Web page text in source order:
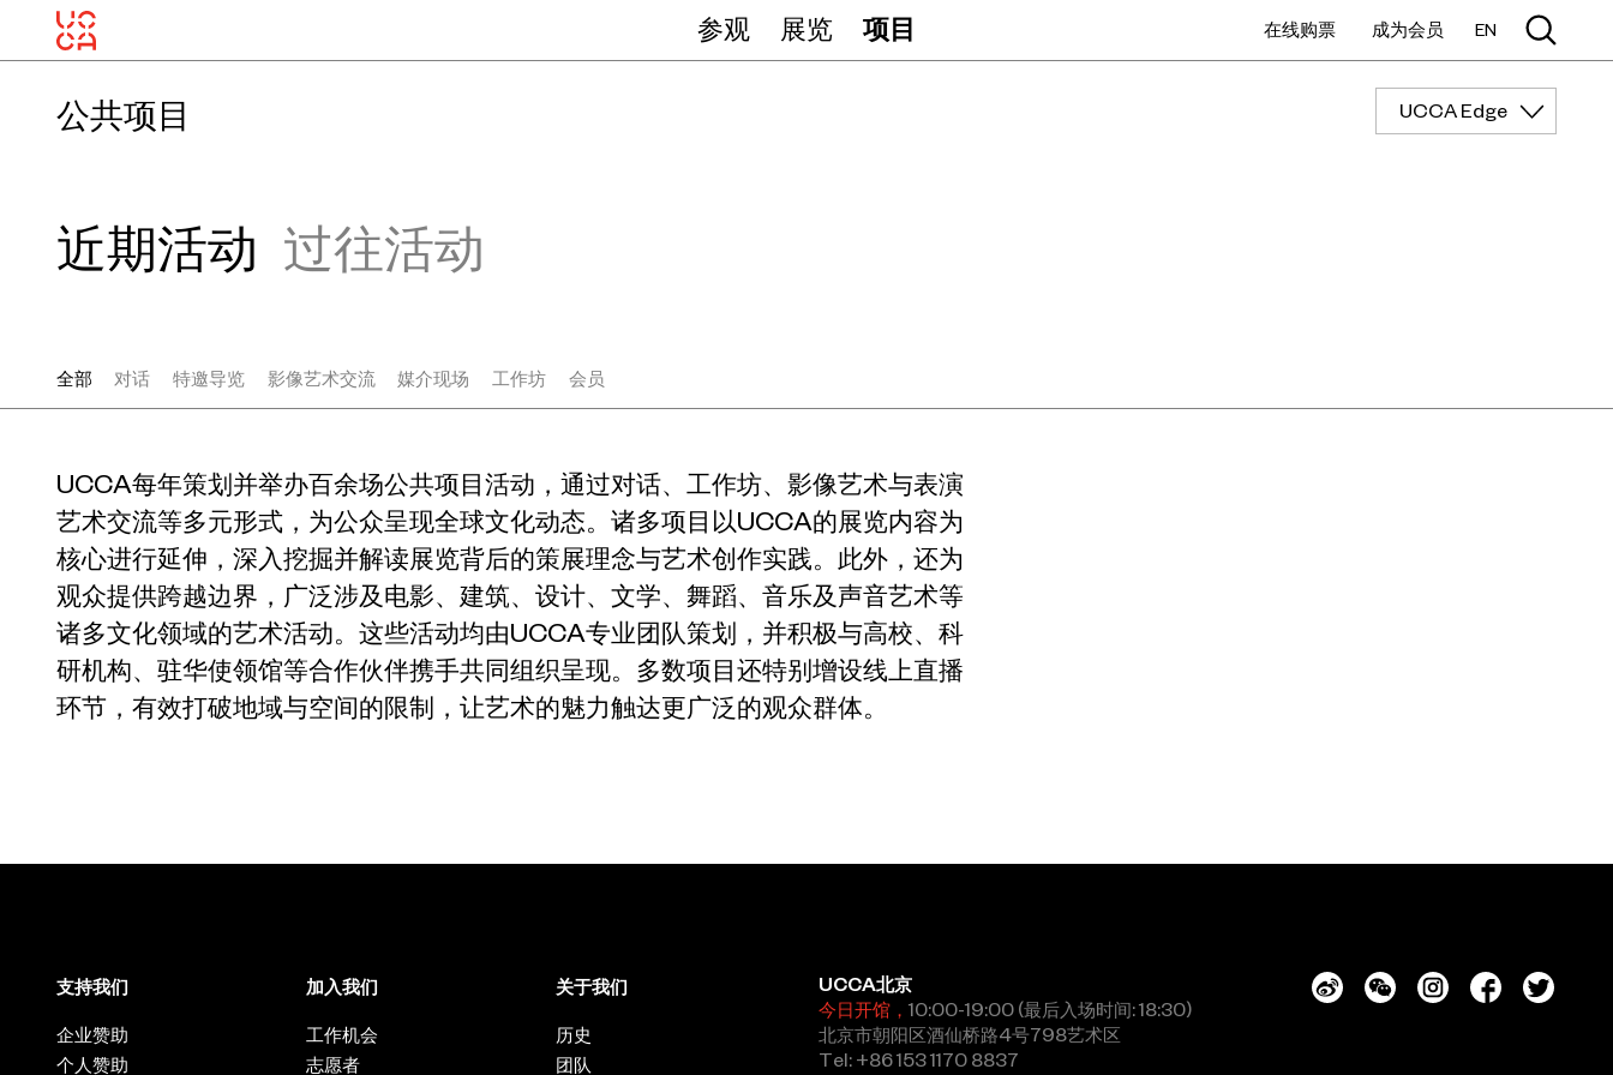
参观 展览 项目 在线购票 成为会员 EN
UCCA Edge
公共项目
近期活动 过往活动
全部 对话 特邀导览 影像艺术交流 媒介现场 工作坊 会员
UCCA每年策划并举办百余场公共项目活动，通过对话、工作坊、影像艺术与表演
艺术交流等多元形式，为公众呈现全球文化动态。诸多项目以UCCA的展览内容为
核心进行延伸，深入挖掘并解读展览背后的策展理念与艺术创作实践。此外，还为
观众提供跨越边界，广泛涉及电影、建筑、设计、文学、舞蹈、音乐及声音艺术等
诸多文化领域的艺术活动。这些活动均由UCCA专业团队策划，并积极与高校、科
研机构、驻华使领馆等合作伙伴携手共同组织呈现。多数项目还特别增设线上直播
环节，有效打破地域与空间的限制，让艺术的魅力触达更广泛的观众群体。
支持我们
企业赞助
个人赞助
加入我们
工作机会
志愿者
关于我们
历史
团队
UCCA北京
今日开馆， 10:00-19:00 (最后入场时间: 18:30)
北京市朝阳区酒仙桥路4号798艺术区
Tel: +86 153 1170 8837